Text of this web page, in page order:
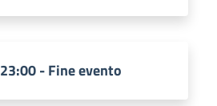
23:00 - Fine evento